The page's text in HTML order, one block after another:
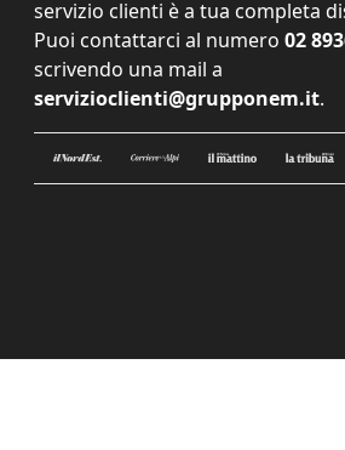
servizio clienti è a tua completa
Puoi contattarci al numero 02
scrivendo una mail a
servizioclienti@grupponem.it.